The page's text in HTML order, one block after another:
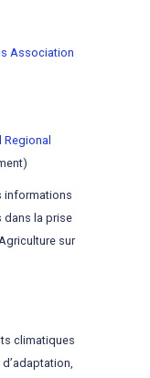
Association
Regional
informations
dans la prise
sur
climatiques